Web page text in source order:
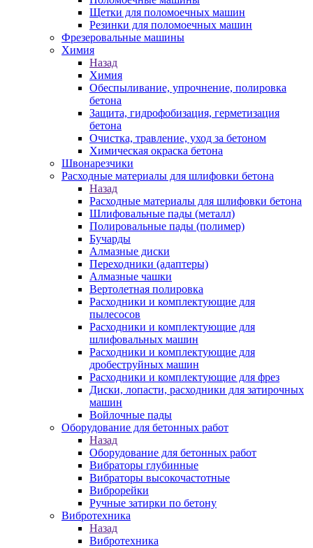
Щетки для поломоечных машин
Резинки для поломоечных машин
Фрезеровальные машины
Химия
Назад
Химия
Обеспыливание, упрочнение, полировка
бетона
Защита, гидрофобизация, герметизация
бетона
Очистка, травление, уход за бетоном
Химическая окраска бетона
Швонарезчики
Расходные материалы для шлифовки бетона
Назад
Расходные материалы для шлифовки бетона
Шлифовальные пады (металл)
Полировальные пады (полимер)
Бучарды
Алмазные диски
Переходники (адаптеры)
Алмазные чашки
Вертолетная полировка
Расходники и комплектующие для
пылесосов
Расходники и комплектующие для
шлифовальных машин
Расходники и комплектующие для
дробеструйных машин
Расходники и комплектующие для фрез
Диски, лопасти, расходники для затирочных
машин
Войлочные пады
Оборудование для бетонных работ
Назад
Оборудование для бетонных работ
Вибраторы глубинные
Вибраторы высокочастотные
Виброрейки
Ручные затирки по бетону
Вибротехника
Назад
Вибротехника